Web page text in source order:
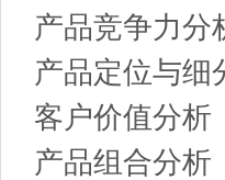
产品竞争力分
产品定位与细
客户价值分析
产品组合分析